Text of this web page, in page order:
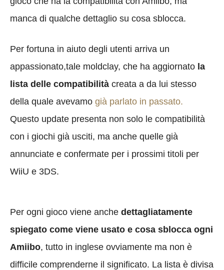
manca di qualche dettaglio su cosa sblocca.
Per fortuna in aiuto degli utenti arriva un
appassionato,tale moldclay, che ha aggiornato la
lista delle compatibilità creata a da lui stesso
della quale avevamo già parlato in passato.
Questo update presenta non solo le compatibilità
con i giochi già usciti, ma anche quelle già
annunciate e confermate per i prossimi titoli per
WiiU e 3DS.
Per ogni gioco viene anche dettagliatamente
spiegato come viene usato e cosa sblocca ogni
Amiibo, tutto in inglese ovviamente ma non è
difficile comprenderne il significato. La lista è divisa